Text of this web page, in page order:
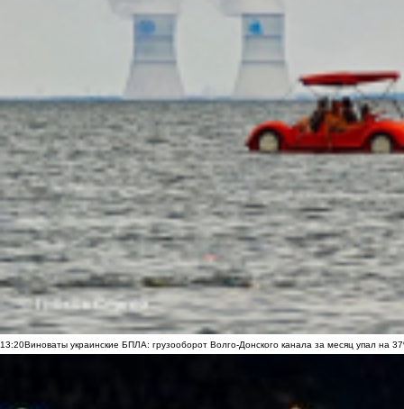
13:20Виноваты украинские БПЛА: грузооборот Волго-Донского канала за месяц упал на